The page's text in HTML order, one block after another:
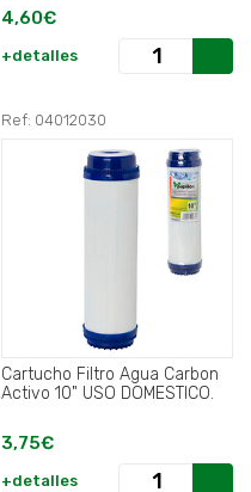
4,60€
+detalles
Ref: 04012030
Cartucho Filtro Agua Carbon
Activo 10" USO DOMESTICO.
3,75€
+detalles